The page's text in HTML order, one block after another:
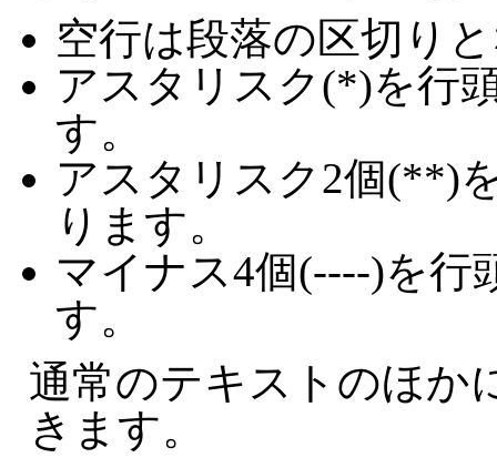
空行は段落の区切り
アスタリスク(*)を行
す。
アスタリスク2個(**)
ります。
マイナス4個(----)を行
す。
通常のテキストのほか
きます。